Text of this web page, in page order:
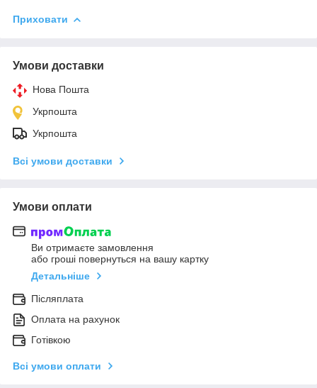
Приховати
Умови доставки
Нова Пошта
Укрпошта
Укрпошта
Всі умови доставки
Умови оплати
Ви отримаєте замовлення
або гроші повернуться на вашу картку
Детальніше
Післяплата
Оплата на рахунок
Готівкою
Всі умови оплати